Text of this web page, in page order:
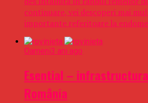
continuare, vei descoperi mai
importante referitoare la
Oameni3 ani ago
Esential –
România